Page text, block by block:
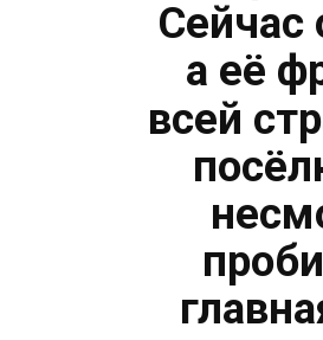
Сейчас
а её
всей